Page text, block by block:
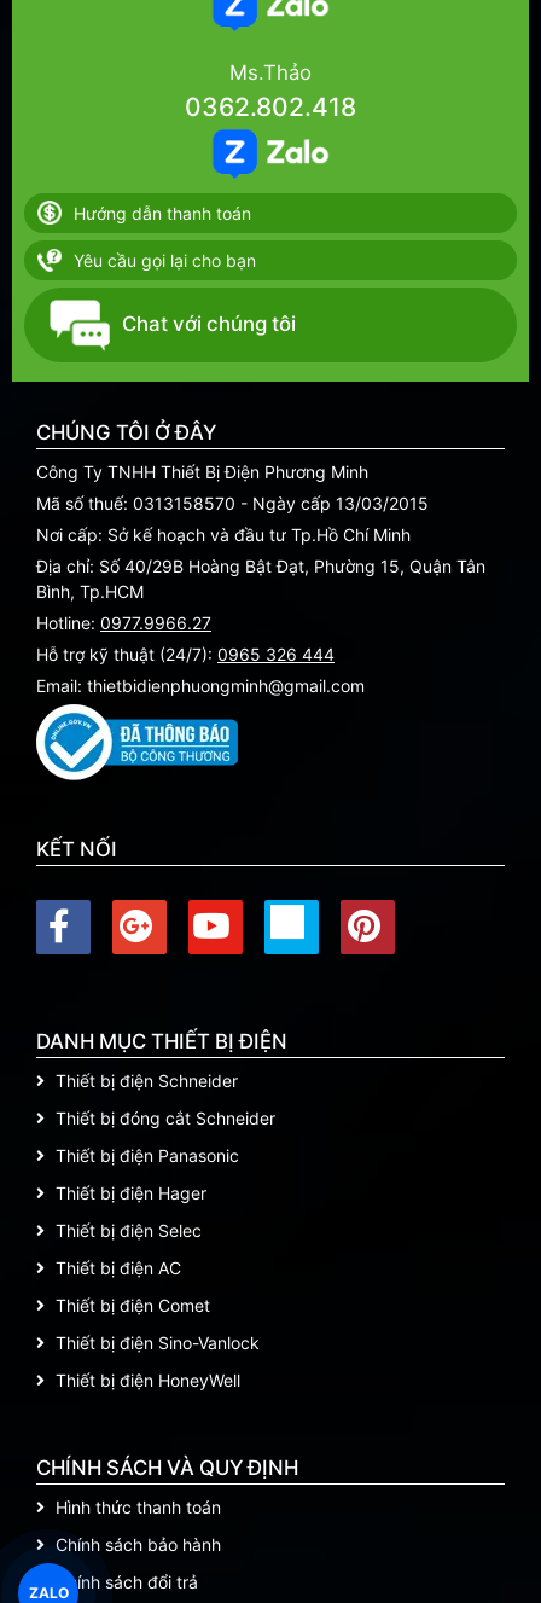
Ms.Thảo
0362.802.418
Hướng dẫn thanh toán
Yêu cầu gọi lại cho bạn
Chat với chúng tôi
CHÚNG TÔI Ở ĐÂY
Công Ty TNHH Thiết Bị Điện Phương Minh
Mã số thuế: 0313158570 - Ngày cấp 13/03/2015
Nơi cấp: Sở kế hoạch và đầu tư Tp.Hồ Chí Minh
Địa chỉ: Số 40/29B Hoàng Bật Đạt, Phường 15, Quận Tân
Bình, Tp.HCM
Hotline: 0977.9966.27
Hỗ trợ kỹ thuật (24/7): 0965 326 444
Email: thietbidienphuongminh@gmail.com
KẾT NỐI
DANH MỤC THIẾT BỊ ĐIỆN
Thiết bị điện Schneider
Thiết bị đóng cắt Schneider
Thiết bị điện Panasonic
Thiết bị điện Hager
Thiết bị điện Selec
Thiết bị điện AC
Thiết bị điện Comet
Thiết bị điện Sino-Vanlock
Thiết bị điện HoneyWell
CHÍNH SÁCH VÀ QUY ĐỊNH
Hình thức thanh toán
Chính sách bảo hành
Chính sách đổi trả
ZALO